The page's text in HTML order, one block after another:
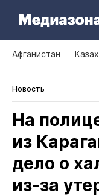
Афганистан
Новость
На
из
дело о
из‑за